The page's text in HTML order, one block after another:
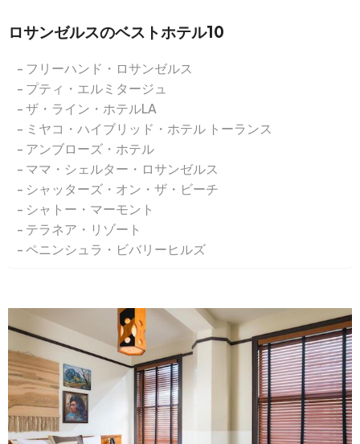
ロサンゼルスのベストホテル10
フリーハンド・ロサンゼルス
プティ・エルミタージュ
ザ・ライン・ホテルLA
ミヤコ・ハイブリッド・ホテル トーランス
アンブローズ・ホテル
ママ・シェルター・ロサンゼルス
シャッターズ・オン・ザ・ビーチ
シャトー・マーモント
テラネア・リゾート
ペニンシュラ・ビバリーヒルズ